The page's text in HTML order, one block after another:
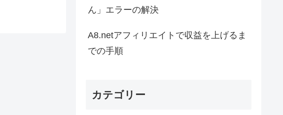
ん」エラーの解決
A8.netアフィリエイトで収益を上げるま
での手順
カテゴリー